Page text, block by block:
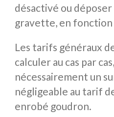
désactivé ou
gravette, en fonction
Les tarifs généraux
calculer au cas par
nécessairement un
négligeable au tarif
enrobé goudron.